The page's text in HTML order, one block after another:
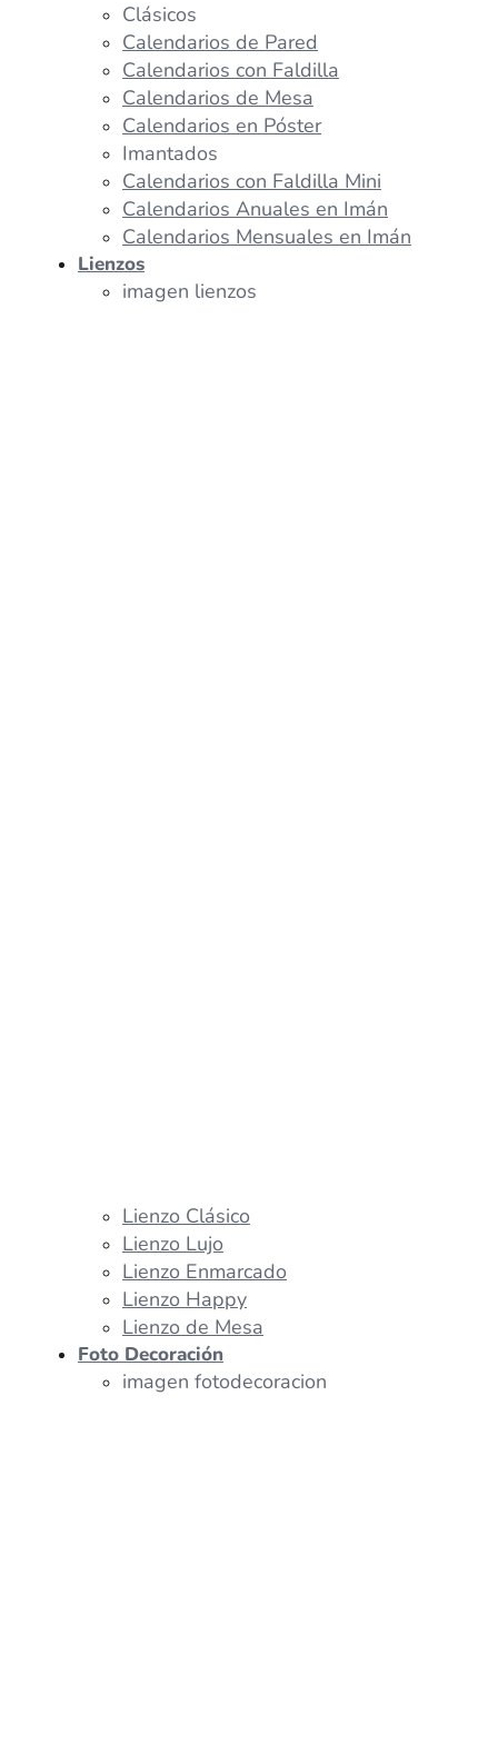
Clásicos
Calendarios de Pared
Calendarios con Faldilla
Calendarios de Mesa
Calendarios en Póster
Imantados
Calendarios con Faldilla Mini
Calendarios Anuales en Imán
Calendarios Mensuales en Imán
Lienzos
imagen lienzos
Lienzo Clásico
Lienzo Lujo
Lienzo Enmarcado
Lienzo Happy
Lienzo de Mesa
Foto Decoración
imagen fotodecoracion